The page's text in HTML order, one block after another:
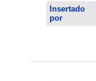
Insertado
por